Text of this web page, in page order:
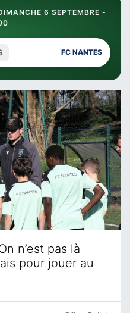
6 SEPTEMBRE -
FC NANTES
n’est pas là
pour jouer au